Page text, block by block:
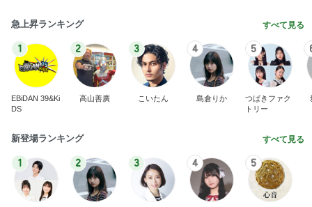
急上昇ランキング すべて見る
1
EBiDAN 39&Ki
DS
2
高山善廣
3
こいたん
4
島倉りか
5
つばきファク
トリー
新登場ランキング すべて見る
1 2 3 4 5